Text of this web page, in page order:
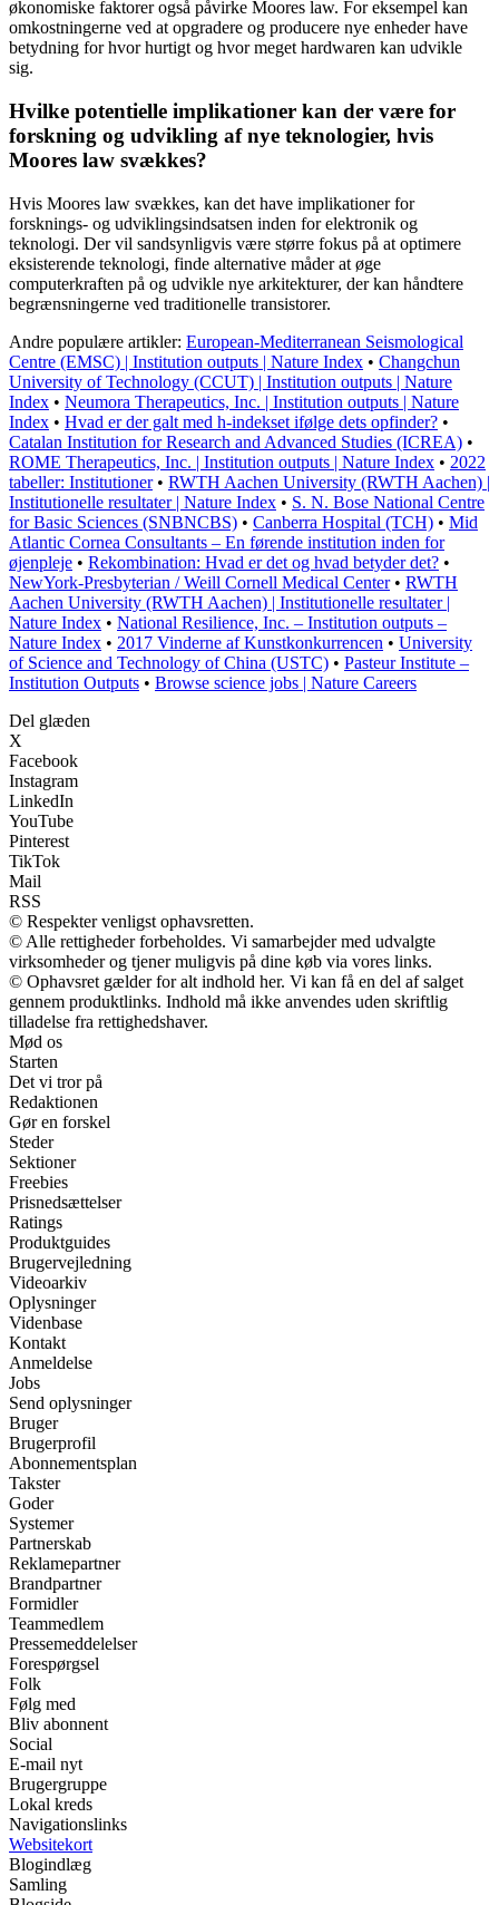
økonomiske faktorer også påvirke Moores law. For eksempel kan
omkostningerne ved at opgradere og producere nye enheder have
betydning for hvor hurtigt og hvor meget hardwaren kan udvikle
sig.
Hvilke potentielle implikationer kan der være for
forskning og udvikling af nye teknologier, hvis
Moores law svækkes?
Hvis Moores law svækkes, kan det have implikationer for
forsknings- og udviklingsindsatsen inden for elektronik og
teknologi. Der vil sandsynligvis være større fokus på at optimere
eksisterende teknologi, finde alternative måder at øge
computerkraften på og udvikle nye arkitekturer, der kan håndtere
begrænsningerne ved traditionelle transistorer.
Andre populære artikler: European-Mediterranean Seismological
Centre (EMSC) | Institution outputs | Nature Index • Changchun
University of Technology (CCUT) | Institution outputs | Nature
Index • Neumora Therapeutics, Inc. | Institution outputs | Nature
Index • Hvad er der galt med h-indekset ifølge dets opfinder? •
Catalan Institution for Research and Advanced Studies (ICREA) •
ROME Therapeutics, Inc. | Institution outputs | Nature Index • 2022
tabeller: Institutioner• RWTH Aachen University (RWTH Aachen) |
Institutionelle resultater | Nature Index • S. N. Bose National Centre
for Basic Sciences (SNBNCBS) • Canberra Hospital (TCH) • Mid
Atlantic Cornea Consultants – En førende institution inden for
øjenpleje • Rekombination: Hvad er det og hvad betyder det? •
NewYork-Presbyterian / Weill Cornell Medical Center• RWTH
Aachen University (RWTH Aachen) | Institutionelle resultater |
Nature Index • National Resilience, Inc. – Institution outputs –
Nature Index • 2017 Vinderne af Kunstkonkurrencen • University
of Science and Technology of China (USTC) • Pasteur Institute –
Institution Outputs • Browse science jobs | Nature Careers
Del glæden
X
Facebook
Instagram
LinkedIn
YouTube
Pinterest
TikTok
Mail
RSS
© Respekter venligst ophavsretten.
© Alle rettigheder forbeholdes. Vi samarbejder med udvalgte
virksomheder og tjener muligvis på dine køb via vores links.
© Ophavsret gælder for alt indhold her. Vi kan få en del af salget
gennem produktlinks. Indhold må ikke anvendes uden skriftlig
tilladelse fra rettighedshaver.
Mød os
Starten
Det vi tror på
Redaktionen
Gør en forskel
Steder
Sektioner
Freebies
Prisnedsættelser
Ratings
Produktguides
Brugervejledning
Videoarkiv
Oplysninger
Videnbase
Kontakt
Anmeldelse
Jobs
Send oplysninger
Bruger
Brugerprofil
Abonnementsplan
Takster
Goder
Systemer
Partnerskab
Reklamepartner
Brandpartner
Formidler
Teammedlem
Pressemeddelelser
Forespørgsel
Folk
Følg med
Bliv abonnent
Social
E-mail nyt
Brugergruppe
Lokal kreds
Navigationslinks
Websitekort
Blogindlæg
Samling